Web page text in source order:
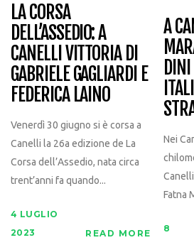
LA CORSA
DELL’ASSEDIO: A
CANELLI VITTORIA DI
GABRIELE GAGLIARDI E
FEDERICA LAINO
Venerdì 30 giugno si è corsa a
Canelli la 26a edizione de La
Corsa dell’Assedio, nata circa
trent’anni fa quando...
4 LUGLIO
2023
READ MORE
A
Nei
Fatna
8